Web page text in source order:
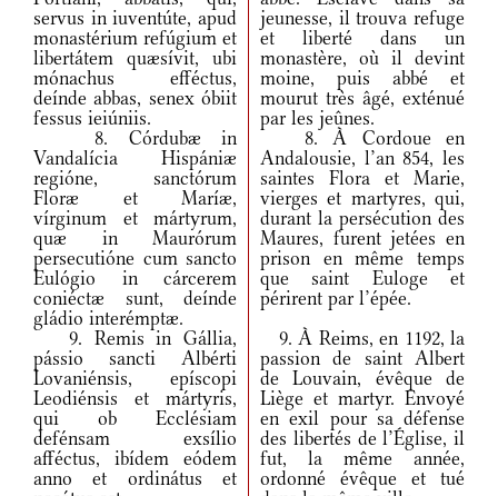
servus in iuventúte, apud
monastérium refúgium et
libertátem quæsívit, ubi
mónachus efféctus,
deínde abbas, senex óbiit
fessus ieiúniis.
jeunesse, il trouva refuge
et liberté dans un
monastère, où il devint
moine, puis abbé et
mourut très âgé, exténué
par les jeûnes.
8. Córdubæ in
Vandalícia Hispániæ
regióne, sanctórum
Floræ et Maríæ,
vírginum et mártyrum,
quæ in Maurórum
persecutióne cum sancto
Eulógio in cárcerem
coniéctæ sunt, deínde
gládio interémptæ.
8. À Cordoue en
Andalousie, l’an 854, les
saintes Flora et Marie,
vierges et martyres, qui,
durant la persécution des
Maures, furent jetées en
prison en même temps
que saint Euloge et
périrent par l’épée.
9. Remis in Gállia,
pássio sancti Albérti
Lovaniénsis, epíscopi
Leodiénsis et mártyris,
qui ob Ecclésiam
defénsam exsílio
afféctus, ibídem eódem
anno et ordinátus et
9. À Reims, en 1192, la
passion de saint Albert
de Louvain, évêque de
Liège et martyr. Envoyé
en exil pour sa défense
des libertés de l’Église, il
fut, la même année,
ordonné évêque et tué